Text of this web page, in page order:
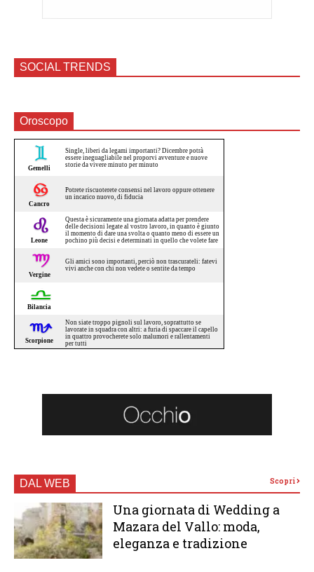
SOCIAL TRENDS
Oroscopo
DAL WEB Scopri
Una giornata di Wedding a
Mazara del Vallo: moda,
eleganza e tradizione